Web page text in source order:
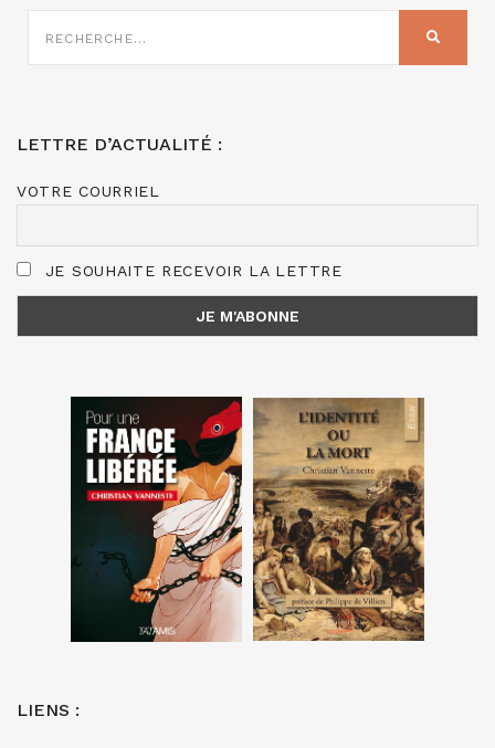
SUR
LETTRE D’ACTUALITÉ :
VOTRE COURRIEL
JE SOUHAITE RECEVOIR LA LETTRE
LIENS :